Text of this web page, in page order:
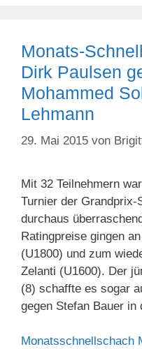
Monats-
Dirk Paulsen
Mohammed
Lehmann
29. Mai 2015 von
Mit 32 Teilnehmern
Turnier der
durchaus
Ratingpreise gingen
(U1800) und zum
Zelanti (U1600). Der
(8) schaffte es sogar
gegen Stefan Bauer in
Monatsschnellschach